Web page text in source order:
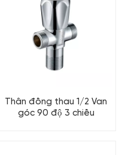
Thân đồng thau 1/2 Van
góc 90 độ 3 chiều